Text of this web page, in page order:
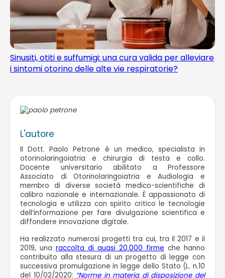
Sinusiti, otiti e suffumigi: una cura valida per alleviare
i sintomi otorino delle alte vie respiratorie?
L'autore
Il Dott. Paolo Petrone è un medico, specialista in
otorinolaringoiatria e chirurgia di testa e collo.
Docente universitario abilitato a Professore
Associato di Otorinolaringoiatria e Audiologia e
membro di diverse società medico-scientifiche di
calibro nazionale e internazionale. È appassionato di
tecnologia e utilizza con spirito critico le tecnologie
dell’informazione per fare divulgazione scientifica e
diffondere innovazione digitale.
Ha realizzato numerosi progetti tra cui, tra il 2017 e il
2019, una raccolta di quasi 20.000 firme che hanno
contribuito alla stesura di un progetto di legge con
successiva promulgazione in legge dello Stato (L. n.10
del 10/02/2020: “Norme in materia di disposizione del